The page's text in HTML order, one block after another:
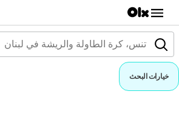
خيارات البحث